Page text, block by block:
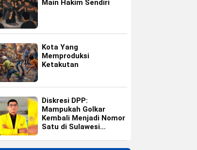
Main Hakim Sendiri
Kota Yang
Memproduksi
Ketakutan
Diskresi DPP:
Mampukah Golkar
Kembali Menjadi Nomor
Satu di Sulawesi